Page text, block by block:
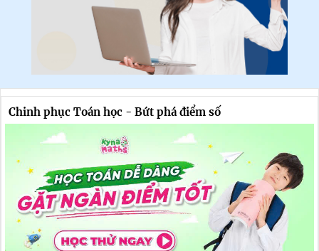
Chinh phục Toán học - Bứt phá điểm số